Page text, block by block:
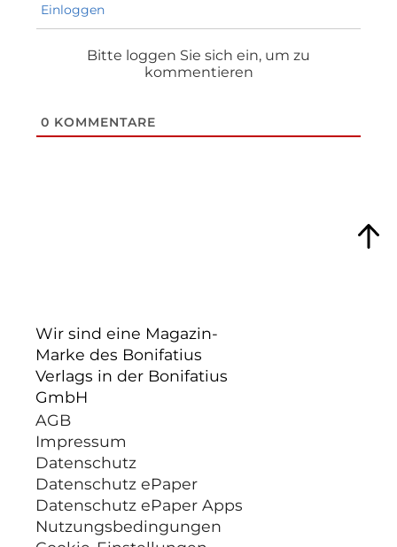
Einloggen
Bitte loggen Sie sich ein, um zu
kommentieren
0 KOMMENTARE
Wir sind eine Magazin-
Marke des Bonifatius
Verlags in der Bonifatius
GmbH
AGB
Impressum
Datenschutz
Datenschutz ePaper
Datenschutz ePaper Apps
Nutzungsbedingungen